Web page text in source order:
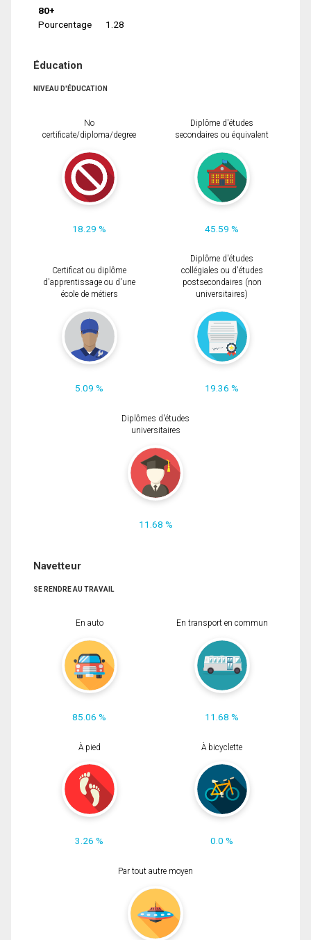
80+
Pourcentage
1.28
Éducation
NIVEAU D'ÉDUCATION
No
certificate/diploma/degree
18.29 %
Diplôme d'études
secondaires ou équivalent
45.59 %
Certificat ou diplôme
d'apprentissage ou d'une
école de métiers
5.09 %
Diplôme d'études
collégiales ou d'études
postsecondaires (non
universitaires)
19.36 %
Diplômes d'études
universitaires
11.68 %
Navetteur
SE RENDRE AU TRAVAIL
En auto
85.06 %
En transport en commun
11.68 %
À pied
3.26 %
À bicyclette
0.0 %
Par tout autre moyen